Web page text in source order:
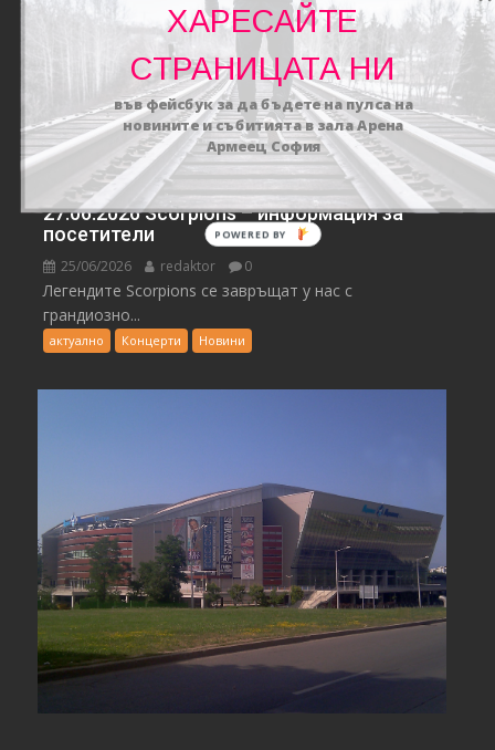
27.06.2026 Scorpions – информация за
посетители
25/06/2026 redaktor 0
Легендите Scorpions се завръщат у нас с
грандиозно...
актуално Концерти Новини
ХАРЕСАЙТЕ
СТРАНИЦАТА НИ
във фейсбук за да бъдете на пулса на
новините и събитията в зала Арена
Армеец София